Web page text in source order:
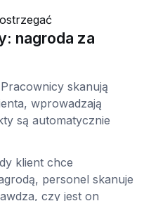
nagroda za
skanują
wprowadzają
są automatycznie
klient chce
personel skanuje
czy jest on